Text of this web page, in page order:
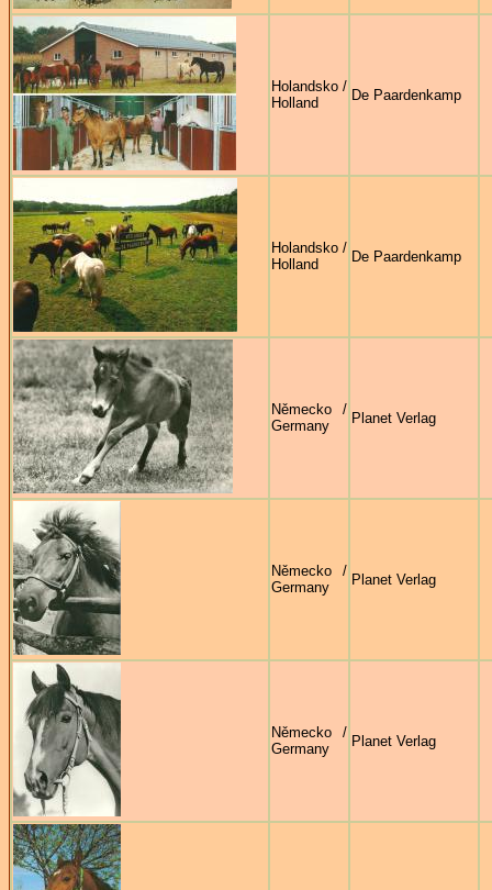
Holandsko /
Holland
De Paardenkamp
Holandsko /
Holland
De Paardenkamp
Německo /
Germany
Planet Verlag
Německo /
Germany
Planet Verlag
Německo /
Germany
Planet Verlag